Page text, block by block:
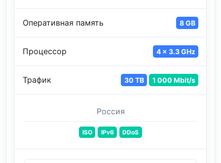
Оперативная память 8 GB
Процессор 4 x 3.3 GHz
Трафик 30 TB 1 000 Mbit/s
Россия
ISO IPv6 DDoS